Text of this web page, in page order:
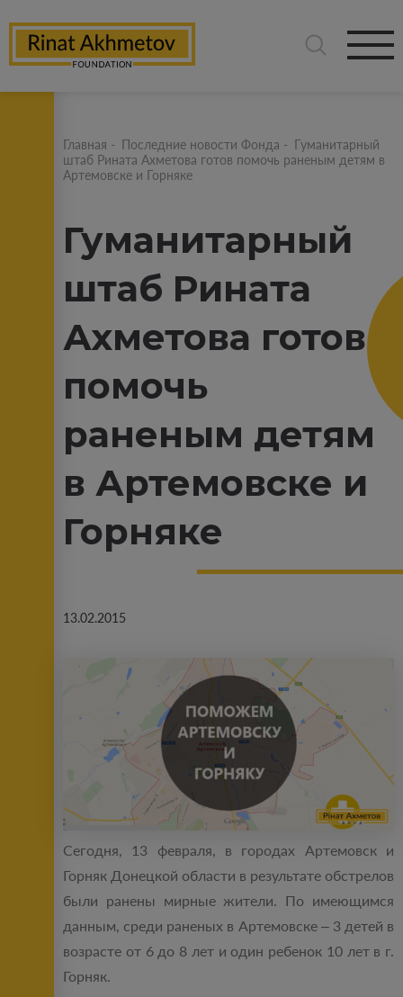
Главная - Последние новости Фонда - Гуманитарный
штаб Рината Ахметова готов помочь раненым детям в
Артемовске и Горняке
Гуманитарный
штаб Рината
Ахметова готов
помочь
раненым детям
в Артемовске и
Горняке
13.02.2015
Сегодня, 13 февраля, в городах Артемовск и
Горняк Донецкой области в результате обстрелов
были ранены мирные жители. По имеющимся
данным, среди раненых в Артемовске – 3 детей в
возрасте от 6 до 8 лет и один ребенок 10 лет в г.
Горняк.